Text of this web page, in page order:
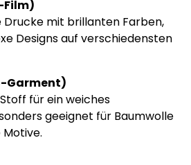
Film)
Drucke mit brillanten Farben,
Designs auf verschiedensten
Garment)
für ein weiches
geeignet für Baumwolle